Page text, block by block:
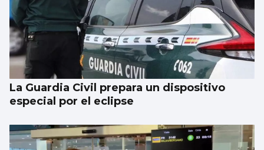
La Guardia Civil prepara un dispositivo
especial por el eclipse